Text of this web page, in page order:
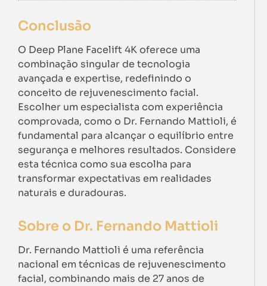
Conclusão
O Deep Plane Facelift 4K oferece uma
combinação singular de tecnologia
avançada e expertise, redefinindo o
conceito de rejuvenescimento facial.
Escolher um especialista com experiência
comprovada, como o Dr. Fernando Mattioli, é
fundamental para alcançar o equilíbrio entre
segurança e melhores resultados. Considere
esta técnica como sua escolha para
transformar expectativas em realidades
naturais e duradouras.
Sobre o Dr. Fernando Mattioli
Dr. Fernando Mattioli é uma referência
nacional em técnicas de rejuvenescimento
facial, combinando mais de 27 anos de